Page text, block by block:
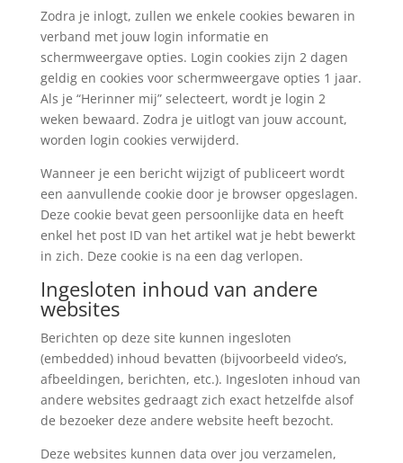
Zodra je inlogt, zullen we enkele cookies bewaren in
verband met jouw login informatie en
schermweergave opties. Login cookies zijn 2 dagen
geldig en cookies voor schermweergave opties 1 jaar.
Als je “Herinner mij” selecteert, wordt je login 2
weken bewaard. Zodra je uitlogt van jouw account,
worden login cookies verwijderd.
Wanneer je een bericht wijzigt of publiceert wordt
een aanvullende cookie door je browser opgeslagen.
Deze cookie bevat geen persoonlijke data en heeft
enkel het post ID van het artikel wat je hebt bewerkt
in zich. Deze cookie is na een dag verlopen.
Ingesloten inhoud van andere
websites
Berichten op deze site kunnen ingesloten
(embedded) inhoud bevatten (bijvoorbeeld video’s,
afbeeldingen, berichten, etc.). Ingesloten inhoud van
andere websites gedraagt zich exact hetzelfde alsof
de bezoeker deze andere website heeft bezocht.
Deze websites kunnen data over jou verzamelen,